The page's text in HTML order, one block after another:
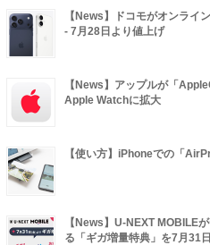
【News】ドコモがオンライ
- 7月28日より値上げ
【News】アップルが「
Apple Watchに拡大
【使い方】iPhoneでの「
【News】U-NEXT MOBILE
る「ギガ増量特典」を7月31